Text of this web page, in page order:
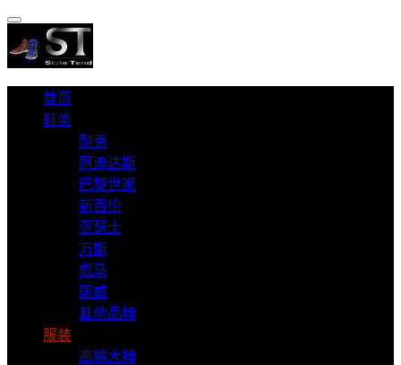
首页
鞋类
耐克
阿迪达斯
巴黎世家
新百伦
亚瑟士
万斯
彪马
匡威
其他品牌
服装
高端大牌